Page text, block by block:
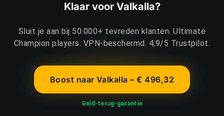
Klaar voor Valkalla?
Sluit je aan bij 50.000+ tevreden klanten. Ultimate
Champion players. VPN-beschermd. 4,9/5 Trustpilot.
Boost naar Valkalla – € 496,32
Geld-terug-garantie